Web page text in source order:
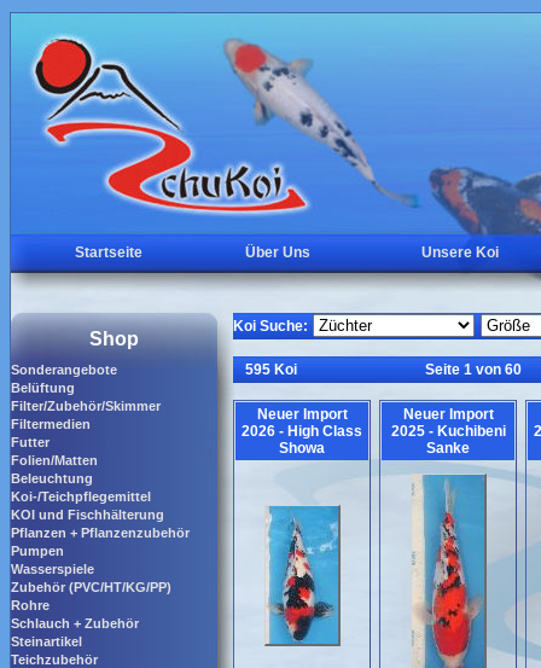
Startseite Über Uns Unsere Koi
Shop
Sonderangebote
Belüftung
Filter/Zubehör/Skimmer
Filtermedien
Futter
Folien/Matten
Beleuchtung
Koi-/Teichpflegemittel
KOI und Fischhälterung
Pflanzen + Pflanzenzubehör
Pumpen
Wasserspiele
Zubehör (PVC/HT/KG/PP)
Rohre
Schlauch + Zubehör
Steinartikel
Teichzubehör
Koi Suche:
595 Koi Seite 1 von 60
Neuer Import
2026 - High Class
Showa
Neuer Import
2025 - Kuchibeni
Sanke